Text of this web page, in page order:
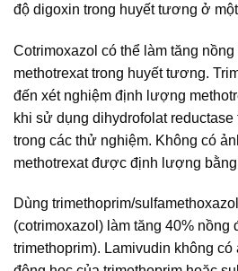
độ digoxin trong huyết tương ở
Cotrimoxazol có thể làm tăng
methotrexat trong huyết tương.
đến xét nghiệm định lượng
khi sử dụng dihydrofolat
trong các thử nghiệm. Không có
methotrexat được định lượng
Dùng trimethoprim/
(cotrimoxazol) làm tăng 40% nồng
trimethoprim). Lamivudin không